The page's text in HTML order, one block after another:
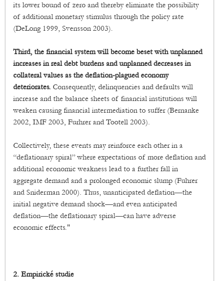
its lower bound of zero and thereby eliminate the possibility
of additional monetary stimulus through the policy rate
(DeLong 1999, Svensson 2003).
Third, the financial system will become beset with unplanned
increases in real debt burdens and unplanned decreases in
collateral values as the deflation-plagued economy
deteriorates. Consequently, delinquencies and defaults will
increase and the balance sheets of financial institutions will
weaken causing financial intermediation to suffer (Bernanke
2002, IMF 2003, Furhrer and Tootell 2003).
Collectively, these events may reinforce each other in a
“deflationary spiral” where expectations of more deflation and
additional economic weakness lead to a further fall in
aggregate demand and a prolonged economic slump (Fuhrer
and Sniderman 2000). Thus, unanticipated deflation—the
initial negative demand shock—and even anticipated
deflation—the deflationary spiral—can have adverse
economic effects."
2. Empirické studie